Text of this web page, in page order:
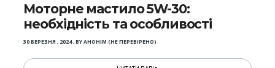
Моторне мастило 5W-30:
необхідність та особливості
30 БЕРЕЗНЯ , 2024,BYАНОНІМ (НЕ ПЕРЕВІРЕНО)